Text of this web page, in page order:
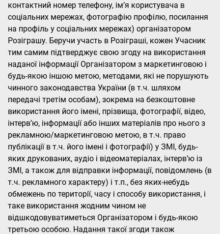
контактний номер телефону, ім’я користувача в
соціальних мережах, фотографію профілю, посилання
на профіль у соціальних мережах) організатором
Розіграшу. Беручи участь в Розіграші, кожен Учасник
тим самим підтверджує свою згоду на використання
наданої інформації Організатором з маркетинговою і
будь-якою іншою метою, методами, які не порушують
чинного законодавства України (в т.ч. шляхом
передачі третім особам), зокрема на безкоштовне
використання його імені, прізвища, фотографії, відео,
інтерв’ю, інформації або інших матеріалів про нього з
рекламною/маркетинговою метою, в т.ч. право
публікації в т.ч. його імені і фотографії) у ЗМІ, будь-
яких друкованих, аудіо і відеоматеріалах, інтерв’ю із
ЗМІ, а також для відправки інформації, повідомлень (в
т.ч. рекламного характеру) і т.п., без яких-небудь
обмежень по території, часу і способу використання, і
таке використання жодним чином не
відшкодовуватиметься Організатором і будь-якою
третьою особою. Надання такої згоди також